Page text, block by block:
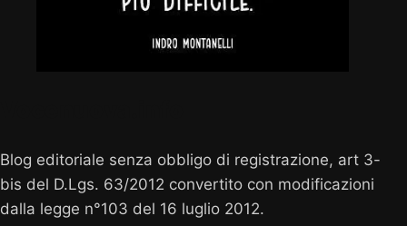
Blog editoriale senza obbligo di registrazione, art 3-
bis del D.Lgs. 63/2012 convertito con modificazioni
dalla legge n°103 del 16 luglio 2012.